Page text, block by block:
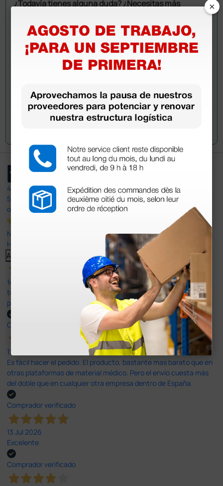
¿Todavía tienes alguna duda? ¿Necesitas más
Envía ahora mismo tu pregunta a los colegas que ya
han adquirido este producto.
4,4
597
opiniones
Nuestras reseñas de 4 y 5 estrellas.
Haga clic aquí para leerlos todos >
Anterior
14 Jul 2026
todo correcto. podria señalar que un poco caro los portes y el
plazo de entrega se alarga.
Comprador verificado
13 Jul 2026
Es fácil hacer el pedido. El producto, bastante mas barato que en
otras plataformas de material médico. Pero el envío cuesta más
del doble que en cualquier otra empresa dentro de España.
Comprador verificado
13 Jul 2026
Excelente
Comprador verificado
×